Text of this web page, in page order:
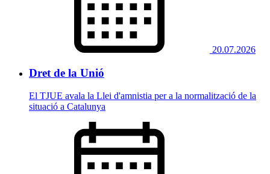
20.07.2026
Dret de la Unió
El TJUE avala la Llei d'amnistia per a la normalització de la
situació a Catalunya